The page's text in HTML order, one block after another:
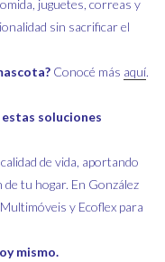
juguetes, correas y
sin sacrificar el
Conocé más aquí.
soluciones
de vida, aportando
tu hogar. En González
y Ecoflex para
mismo.